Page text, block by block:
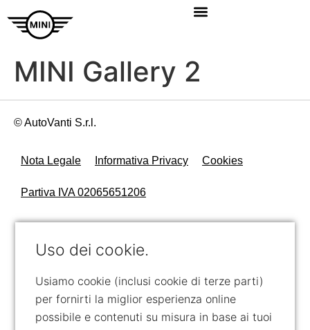
Uso dei cookie.
Usiamo cookie (inclusi cookie di terze parti)
per fornirti la miglior esperienza online
possibile e contenuti su misura in base ai tuoi
MINI Gallery 2
© AutoVanti S.r.l.
Nota Legale Informativa Privacy Cookies
Partiva IVA 02065651206